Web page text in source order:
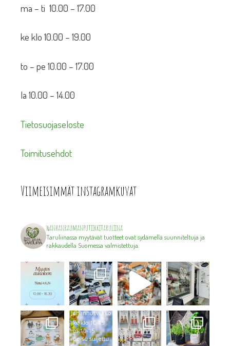
ma – ti 10.00 – 17.00
ke klo 10.00 – 19.00
to – pe 10.00 – 17.00
la 10.00 – 14.00
Tietosuojaseloste
Toimitusehdot
Viimeisimmät instagramkuvat
wanhanraumanputiikkitaruliina
Taruliinassa myytävät tuotteet ovat sydämellä suunniteltuja ja
rakkaudella Suomessa valmistettuja.